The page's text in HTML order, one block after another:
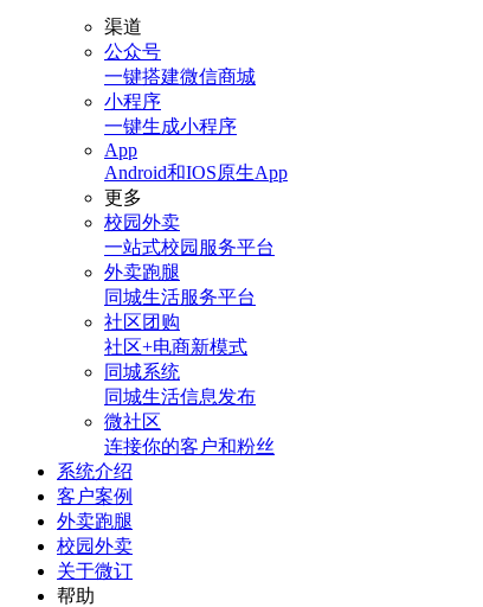
渠道
公众号
一键搭建微信商城
小程序
一键生成小程序
App
Android和IOS原生App
更多
校园外卖
一站式校园服务平台
外卖跑腿
同城生活服务平台
社区团购
社区+电商新模式
同城系统
同城生活信息发布
微社区
连接你的客户和粉丝
系统介绍
客户案例
外卖跑腿
校园外卖
关于微订
帮助